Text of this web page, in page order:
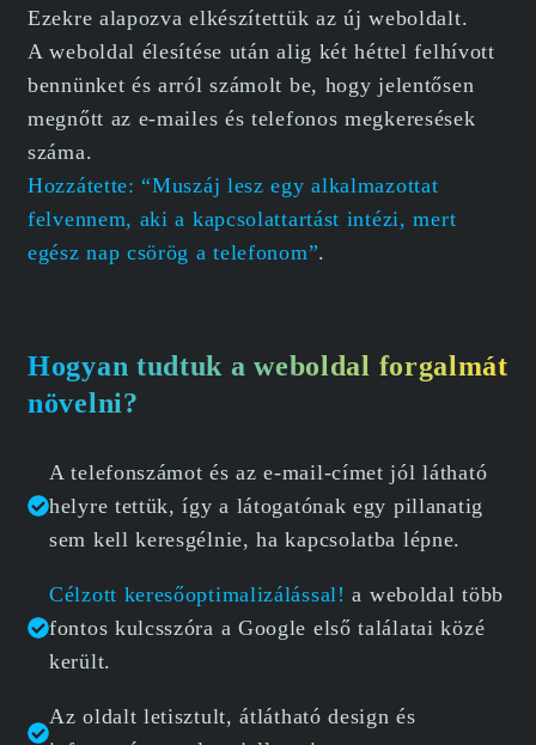
Ezekre alapozva elkészítettük az új weboldalt.
A weboldal élesítése után alig két héttel felhívott
bennünket és arról számolt be, hogy jelentősen
megnőtt az e-mailes és telefonos megkeresések
száma.
Hozzátette: “Muszáj lesz egy alkalmazottat
felvennem, aki a kapcsolattartást intézi, mert
egész nap csörög a telefonom”.
Hogyan tudtuk a weboldal forgalmát
növelni?
A telefonszámot és az e-mail-címet jól látható
helyre tettük, így a látogatónak egy pillanatig
sem kell keresgélnie, ha kapcsolatba lépne.
Célzott keresőoptimalizálással! a weboldal több
fontos kulcsszóra a Google első találatai közé
került.
Az oldalt letisztult, átlátható design és